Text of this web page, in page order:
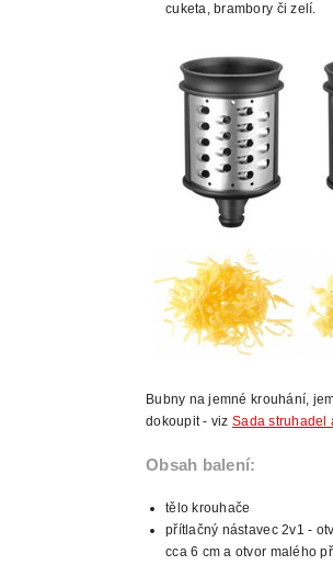
cuketa, brambory či zelí.
Bubny na jemné krouhání,
dokoupit - vizSada struhadel
Obsah balení:
tělo krouhače
přítlačný nástavec 2v1 -
cca 6 cm a otvor malého